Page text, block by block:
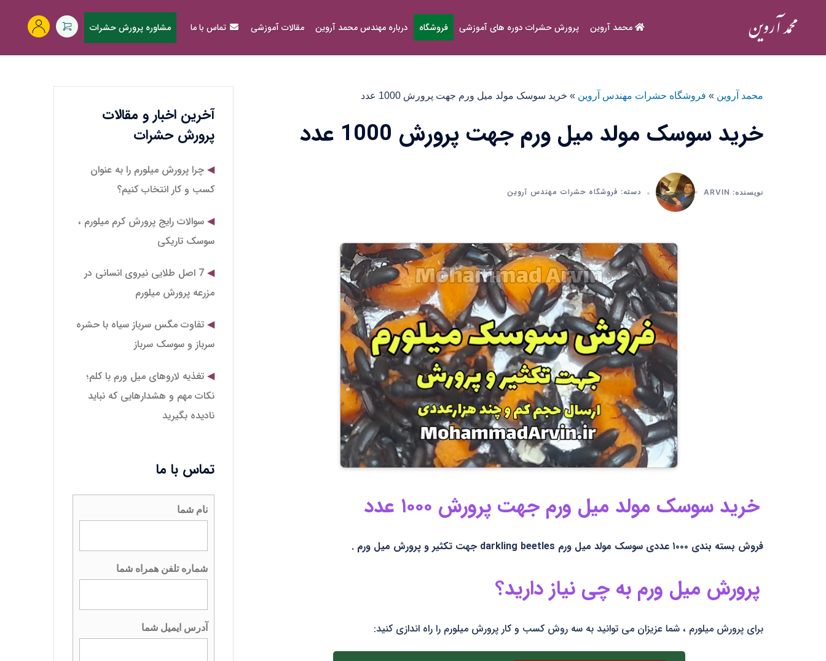
محمد آروین پرورش حشرات دوره های آموزشی فروشگاه درباره مهندس محمد آروین مقالات آموزشی تماس با ما مشاوره پرورش حشرات
محمد آروین » فروشگاه حشرات مهندس آروین » خرید سوسک مولد میل ورم جهت پرورش 1000 عدد
خرید سوسک مولد میل ورم جهت پرورش 1000 عدد
نویسنده: ARVIN دسته: فروشگاه حشرات مهندس آروین
خرید سوسک مولد میل ورم جهت پرورش ۱۰۰۰ عدد
فروش بسته بندی ۱۰۰۰ عددی سوسک مولد میل ورم darkling beetles جهت تکثیر و پرورش میل ورم .
پرورش میل ورم به چی نیاز دارید؟
برای پرورش میلورم ، شما عزیزان می توانید به سه روش کسب و کار پرورش میلورم را راه اندازی کنید:
آخرین اخبار و مقالات
پرورش حشرات
چرا پرورش میلورم را به عنوان
کسب و کار انتخاب کنیم؟
سوالات رایج پرورش کرم میلورم ،
سوسک تاریکی
7 اصل طلایی نیروی انسانی در
مزرعه پرورش میلورم
تفاوت مگس سرباز سیاه با حشره
سرباز و سوسک سرباز
تغذیه لاروهای میل‌ ورم با کلم؛
نکات مهم و هشدارهایی که نباید
نادیده بگیرید
تماس با ما
نام شما
شماره تلفن همراه شما
آدرس ایمیل شما